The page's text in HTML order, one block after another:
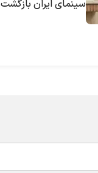
سینمای ایران بازگشت